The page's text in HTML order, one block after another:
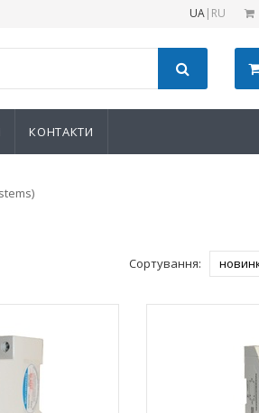
UA| RU
КОНТАКТИ
Сортування: